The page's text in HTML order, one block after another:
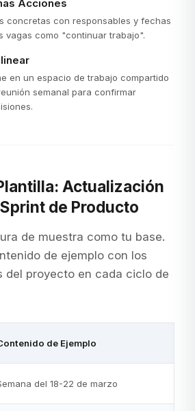
Acciones
concretas con responsables y fechas
vagas como "continuar trabajo".
en un espacio de trabajo compartido
semanal para confirmar
Actualización
de Producto
de muestra como tu base.
de ejemplo con los
del proyecto en cada ciclo de
de Ejemplo
del 18-22 de marzo